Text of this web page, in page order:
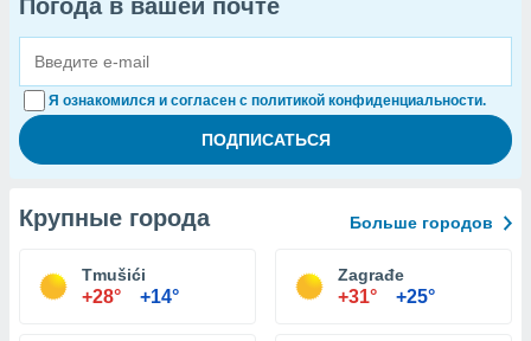
Погода в вашей почте
Я ознакомился и согласен с политикой конфиденциальности.
Крупные города Больше городов
Tmušići
+28° +14°
Zagrađe
+31° +25°